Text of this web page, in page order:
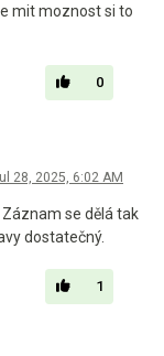
mit moznost si to
0
28, 2025, 6:02 AM
se dělá tak
dostatečný.
1